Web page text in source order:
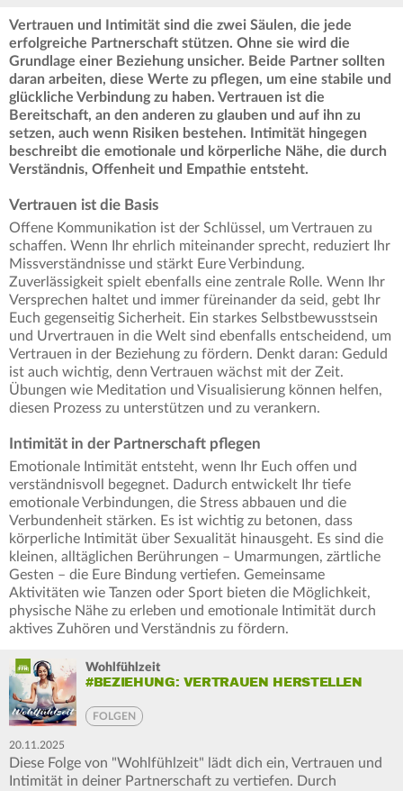
Vertrauen und Intimität sind die zwei Säulen, die jede
erfolgreiche Partnerschaft stützen. Ohne sie wird die
Grundlage einer Beziehung unsicher. Beide Partner sollten
daran arbeiten, diese Werte zu pflegen, um eine stabile und
glückliche Verbindung zu haben. Vertrauen ist die
Bereitschaft, an den anderen zu glauben und auf ihn zu
setzen, auch wenn Risiken bestehen. Intimität hingegen
beschreibt die emotionale und körperliche Nähe, die durch
Verständnis, Offenheit und Empathie entsteht.
Vertrauen ist die Basis
Offene Kommunikation ist der Schlüssel, um Vertrauen zu
schaffen. Wenn Ihr ehrlich miteinander sprecht, reduziert Ihr
Missverständnisse und stärkt Eure Verbindung.
Zuverlässigkeit spielt ebenfalls eine zentrale Rolle. Wenn Ihr
Versprechen haltet und immer füreinander da seid, gebt Ihr
Euch gegenseitig Sicherheit. Ein starkes Selbstbewusstsein
und Urvertrauen in die Welt sind ebenfalls entscheidend, um
Vertrauen in der Beziehung zu fördern. Denkt daran: Geduld
ist auch wichtig, denn Vertrauen wächst mit der Zeit.
Übungen wie Meditation und Visualisierung können helfen,
diesen Prozess zu unterstützen und zu verankern.
Intimität in der Partnerschaft pflegen
Emotionale Intimität entsteht, wenn Ihr Euch offen und
verständnisvoll begegnet. Dadurch entwickelt Ihr tiefe
emotionale Verbindungen, die Stress abbauen und die
Verbundenheit stärken. Es ist wichtig zu betonen, dass
körperliche Intimität über Sexualität hinausgeht. Es sind die
kleinen, alltäglichen Berührungen – Umarmungen, zärtliche
Gesten – die Eure Bindung vertiefen. Gemeinsame
Aktivitäten wie Tanzen oder Sport bieten die Möglichkeit,
physische Nähe zu erleben und emotionale Intimität durch
aktives Zuhören und Verständnis zu fördern.
Wohlfühlzeit
#BEZIEHUNG: VERTRAUEN HERSTELLEN
FOLGEN
20.11.2025
Diese Folge von "Wohlfühlzeit" lädt dich ein, Vertrauen und
Intimität in deiner Partnerschaft zu vertiefen. Durch